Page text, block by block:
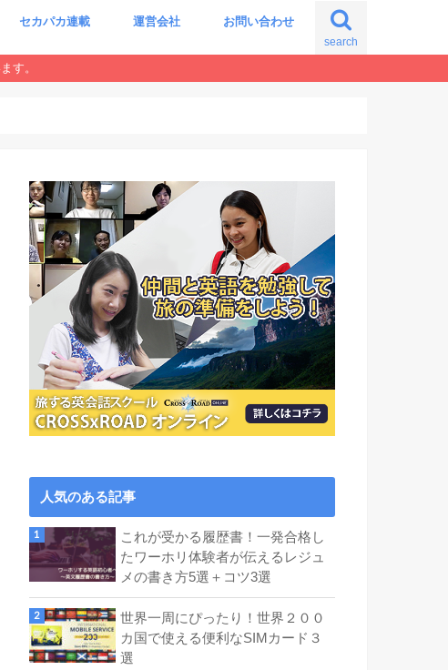
search
セカパカ連載
本当の自分に出会う旅
魂が震える世界史の授業
運営会社 お問い合わせ
す。
人気のある記事
これが受かる履歴書！一発合格し
たワーホリ体験者が伝えるレジュ
メの書き方5選＋コツ3選
世界一周にぴったり！世界２００
カ国で使える便利なSIMカード３
選